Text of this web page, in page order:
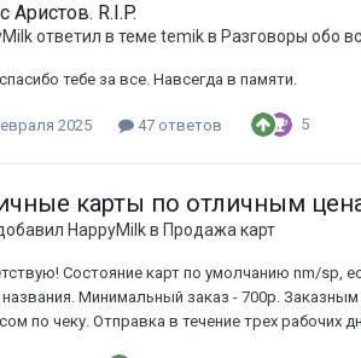
Аристов. R.I.P.
ответил в теме temikв Разговоры обо
тебе за все. Навсегда в памяти.
2025 47 ответов 5
карты по отличным
HappyMilkв Продажа карт
Состояние карт по умолчанию nm/sp,
Минимальный заказ - 700р.
по чеку. Отправка в течение трех рабочих